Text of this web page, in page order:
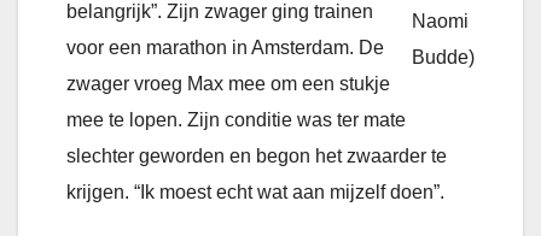
Naomi
Budde)
belangrijk”. Zijn zwager ging trainen
voor een marathon in Amsterdam. De
zwager vroeg Max mee om een stukje
mee te lopen. Zijn conditie was ter mate
slechter geworden en begon het zwaarder te
krijgen. “Ik moest echt wat aan mijzelf doen”.